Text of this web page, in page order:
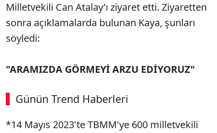
Milletvekili Can Atalay’ı ziyaret etti. Ziyaretten
sonra açıklamalarda bulunan Kaya, şunları
söyledi:
"ARAMIZDA GÖRMEYİ ARZU EDİYORUZ"
Günün Trend Haberleri
*14 Mayıs 2023'te TBMM'ye 600 milletvekili